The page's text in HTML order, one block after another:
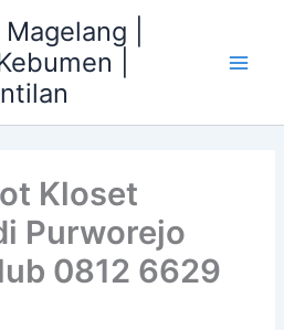
|
|
Kloset
Purworejo
0812 6629